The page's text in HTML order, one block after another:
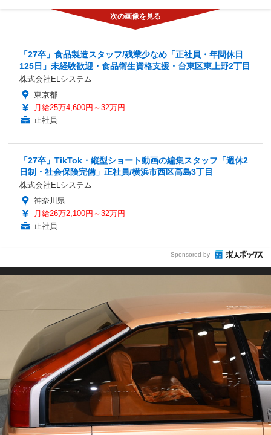
「27卒」食品製造スタッフ/残業少なめ「正社員・年間休日
125日」未経験歓迎・食品衛生資格支援・台東区東上野2丁目
株式会社ELシステム
東京都
月給25万4,600円～32万円
正社員
「27卒」TikTok・縦型ショート動画の編集スタッフ「週休2
日制・社会保険完備」正社員/横浜市西区高島3丁目
株式会社ELシステム
神奈川県
月給26万2,100円～32万円
正社員
Sponsored by